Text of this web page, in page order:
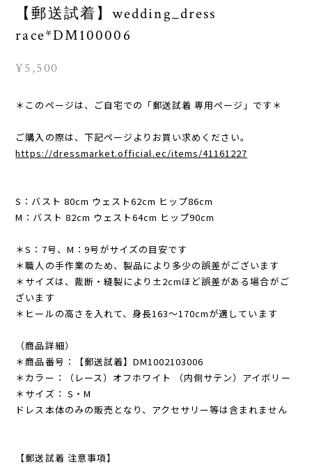
【郵送試着】wedding_dress
race*DM100006
¥5,500
＊このページは、ご自宅での「郵送試着 専用ページ」です＊
ご購入の際は、下記ページよりお買い求めください。
https://dressmarket.official.ec/items/41161227
S：バスト 80cm ウェスト62cm ヒップ86cm
M：バスト 82cm ウェスト64cm ヒップ90cm
＊S：7号、M：9号がサイズの目安です
＊職人の手作業のため、製品により多少の誤差がございます
＊サイズは、裁断・縫製により±2cmほど誤差がある場合がご
ざいます
＊ヒールの高さを入れて、身長163〜170cmが適しています
（商品詳細）
＊商品番号：【郵送試着】DM1002103006
＊カラー：（レース）オフホワイト （内側サテン）アイボリー
＊サイズ： S・M
ドレス本体のみの販売となり、アクセサリー等は含まれません
【郵送試着 注意事項】